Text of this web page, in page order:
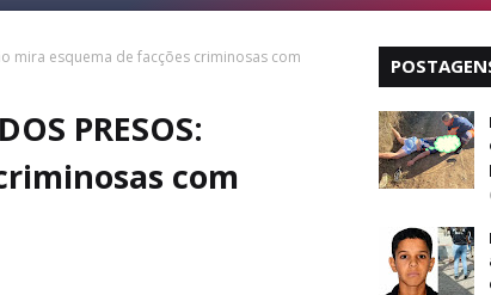
mira esquema de facções criminosas com
PRESOS:
com